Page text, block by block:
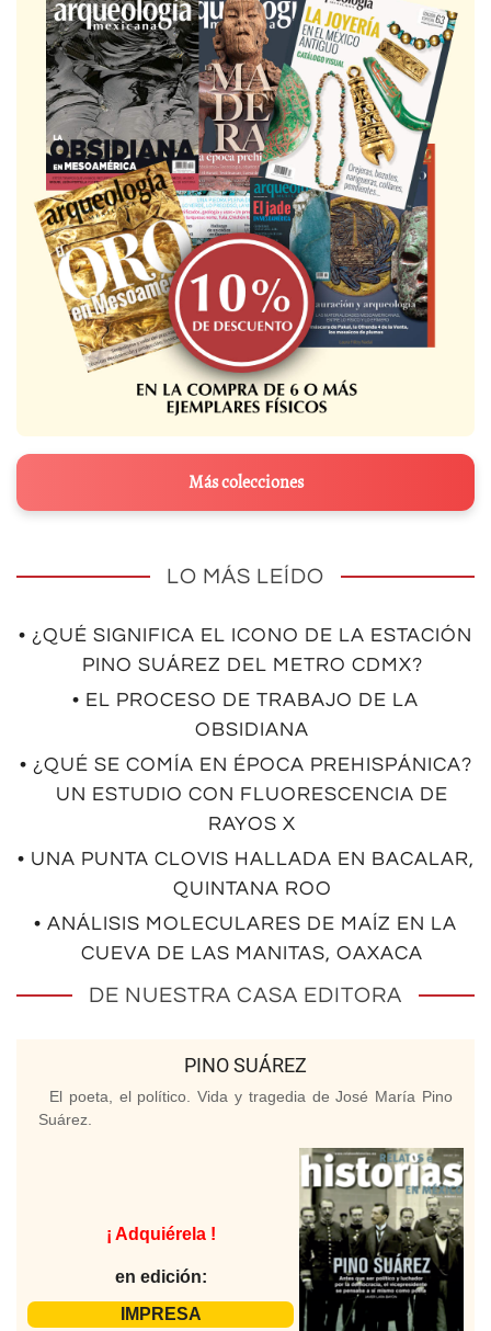
Más colecciones
LO MÁS LEÍDO
• ¿QUÉ SIGNIFICA EL ICONO DE LA ESTACIÓN
PINO SUÁREZ DEL METRO CDMX?
• EL PROCESO DE TRABAJO DE LA
OBSIDIANA
• ¿QUÉ SE COMÍA EN ÉPOCA PREHISPÁNICA?
UN ESTUDIO CON FLUORESCENCIA DE
RAYOS X
• UNA PUNTA CLOVIS HALLADA EN BACALAR,
QUINTANA ROO
• ANÁLISIS MOLECULARES DE MAÍZ EN LA
CUEVA DE LAS MANITAS, OAXACA
DE NUESTRA CASA EDITORA
PINO SUÁREZ
El poeta, el político. Vida y tragedia de José María Pino
Suárez.
¡ Adquiérela !
en edición:
IMPRESA